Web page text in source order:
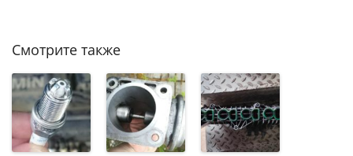
Смотрите также